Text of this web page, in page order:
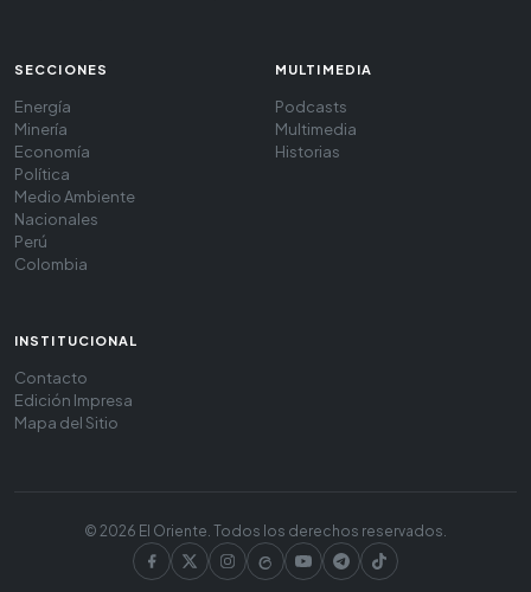
SECCIONES
Energía
Minería
Economía
Política
Medio Ambiente
Nacionales
Perú
Colombia
MULTIMEDIA
Podcasts
Multimedia
Historias
INSTITUCIONAL
Contacto
Edición Impresa
Mapa del Sitio
© 2026 El Oriente. Todos los derechos reservados.